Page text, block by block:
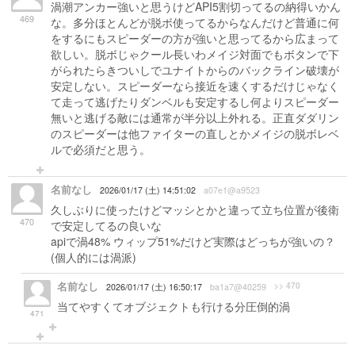
469
渦潮アンカー強いと思うけどAPI5割切ってるの納得いかん
な。多分ほとんどが脱ボ使ってるからなんだけど普通に何
をするにもスピーダーの方が強いと思ってるから広まって
欲しい。脱ボじゃクール長いわメイジ対面でもボタンで下
がられたらきついしでユナイトからのバックライン破壊が
安定しない。スピーダーなら接近を速くするだけじゃなく
て走って逃げたりダンベルも安定するし何よりスピーダー
無いと逃げる敵には通常が半分以上外れる。正直ダダリン
のスピーダーは他ファイターの直しとかメイジの脱ボレベ
ルで必須だと思う。
470
名前なし 2026/01/17 (土) 14:51:02 a07e1@a9523
久しぶりに使ったけどマッシとかと違って立ち位置が後衛
で安定してるの良いな
apiで渦48% ウィップ51%だけど実際はどっちが強いの？
(個人的には渦派)
471
名前なし 2026/01/17 (土) 16:50:17 ba1a7@40259 >> 470
当てやすくてオブジェクトも行ける分圧倒的渦